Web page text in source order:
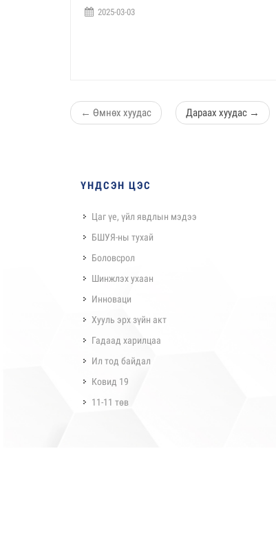
2025-03-03
← Өмнөх хуудас Дараах хуудас →
ҮНДСЭН ЦЭС
Цаг үе, үйл явдлын мэдээ
БШУЯ-ны тухай
Боловсрол
Шинжлэх ухаан
Инноваци
Хууль эрх зүйн акт
Гадаад харилцаа
Ил тод байдал
Ковид 19
11-11 төв